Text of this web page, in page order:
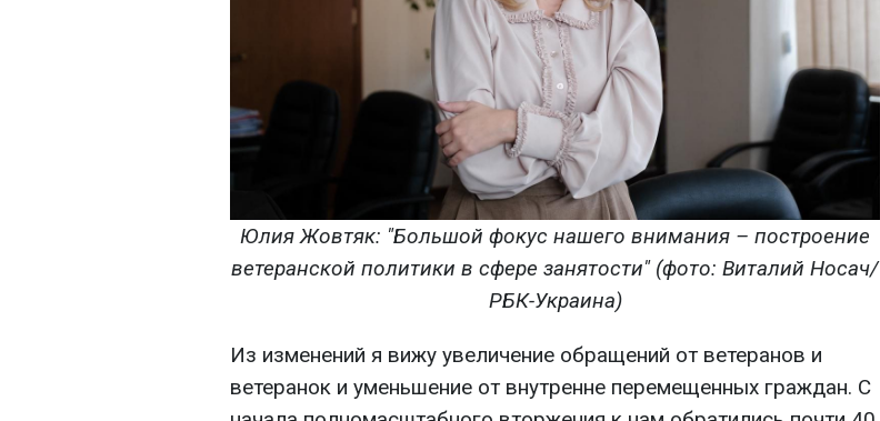
Юлия Жовтяк: "Большой фокус нашего внимания – построение
ветеранской политики в сфере занятости" (фото: Виталий Носач/
РБК-Украина)
Из изменений я вижу увеличение обращений от ветеранов и
ветеранок и уменьшение от внутренне перемещенных граждан. С